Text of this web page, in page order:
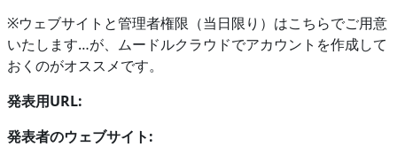
※ウェブサイトと管理者権限（当日限り）はこちらでご用意
いたします…が、ムードルクラウドでアカウントを作成して
おくのがオススメです。
発表用URL:
発表者のウェブサイト: